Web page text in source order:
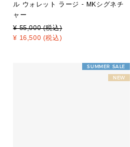
ル ウォレット ラージ - MKシグネチ
ャー
¥ 55,000 (税込)
¥ 16,500 (税込)
SUMMER SALE
NEW